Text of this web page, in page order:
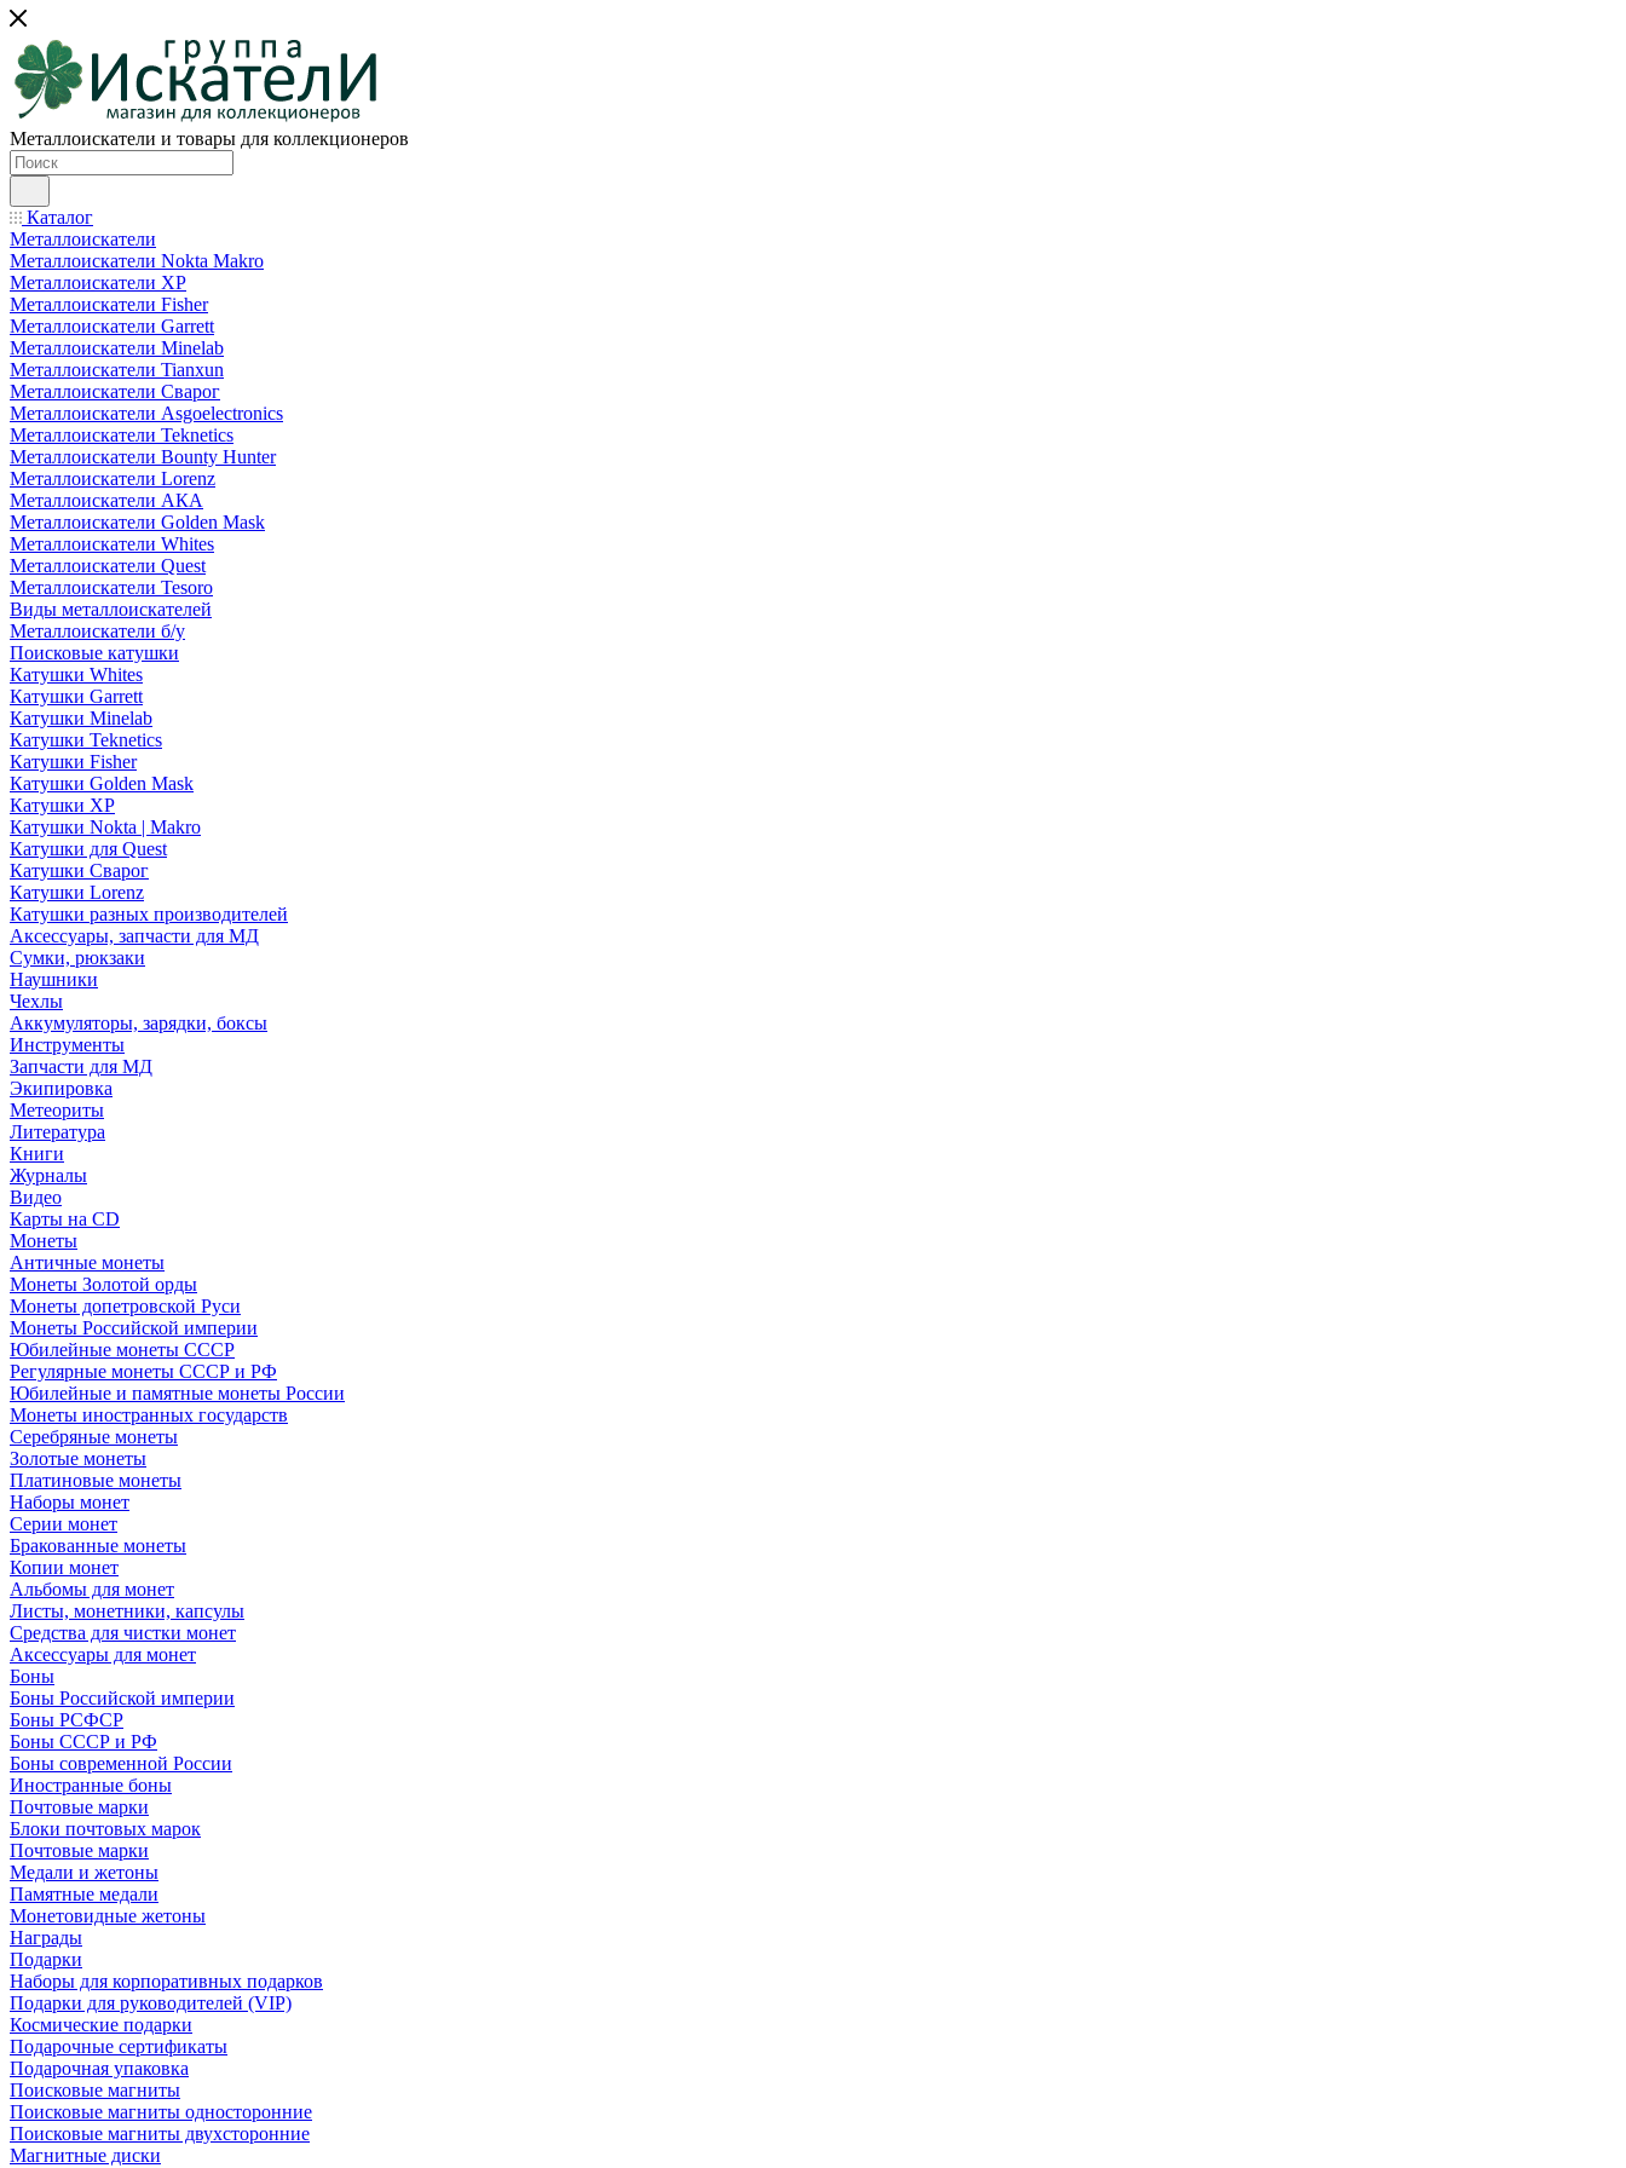
Металлоискатели и товары для коллекционеров
Каталог
Металлоискатели
Металлоискатели Nokta Makro
Металлоискатели XP
Металлоискатели Fisher
Металлоискатели Garrett
Металлоискатели Minelab
Металлоискатели Tianxun
Металлоискатели Сварог
Металлоискатели Asgoelectronics
Металлоискатели Teknetics
Металлоискатели Bounty Hunter
Металлоискатели Lorenz
Металлоискатели АКА
Металлоискатели Golden Mask
Металлоискатели Whites
Металлоискатели Quest
Металлоискатели Tesoro
Виды металлоискателей
Металлоискатели б/у
Поисковые катушки
Катушки Whites
Катушки Garrett
Катушки Minelab
Катушки Teknetics
Катушки Fisher
Катушки Golden Mask
Катушки XP
Катушки Nokta | Makro
Катушки для Quest
Катушки Сварог
Катушки Lorenz
Катушки разных производителей
Аксессуары, запчасти для МД
Сумки, рюкзаки
Наушники
Чехлы
Аккумуляторы, зарядки, боксы
Инструменты
Запчасти для МД
Экипировка
Метеориты
Литература
Книги
Журналы
Видео
Карты на CD
Монеты
Античные монеты
Монеты Золотой орды
Монеты допетровской Руси
Монеты Российской империи
Юбилейные монеты СССР
Регулярные монеты СССР и РФ
Юбилейные и памятные монеты России
Монеты иностранных государств
Серебряные монеты
Золотые монеты
Платиновые монеты
Наборы монет
Серии монет
Бракованные монеты
Копии монет
Альбомы для монет
Листы, монетники, капсулы
Средства для чистки монет
Аксессуары для монет
Боны
Боны Российской империи
Боны РСФСР
Боны СССР и РФ
Боны современной России
Иностранные боны
Почтовые марки
Блоки почтовых марок
Почтовые марки
Медали и жетоны
Памятные медали
Монетовидные жетоны
Награды
Подарки
Наборы для корпоративных подарков
Подарки для руководителей (VIP)
Космические подарки
Подарочные сертификаты
Подарочная упаковка
Поисковые магниты
Поисковые магниты односторонние
Поисковые магниты двухсторонние
Магнитные диски